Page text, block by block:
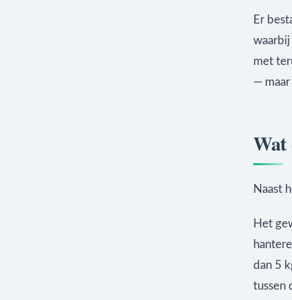
Er
waarbij
met
—
Wat
Naast
Het
dan 5
tussen